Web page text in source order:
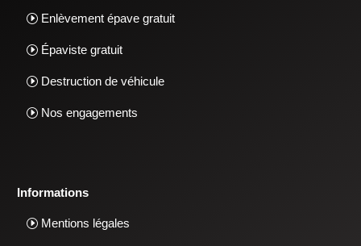
Enlèvement épave gratuit
Épaviste gratuit
Destruction de véhicule
Nos engagements
Informations
Mentions légales